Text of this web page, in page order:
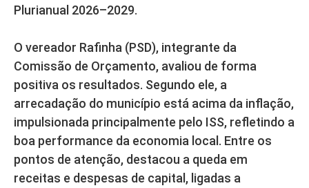
Plurianual 2026–2029.
O vereador Rafinha (PSD), integrante da
Comissão de Orçamento, avaliou de forma
positiva os resultados. Segundo ele, a
arrecadação do município está acima da inflação,
impulsionada principalmente pelo ISS, refletindo a
boa performance da economia local. Entre os
pontos de atenção, destacou a queda em
receitas e despesas de capital, ligadas a